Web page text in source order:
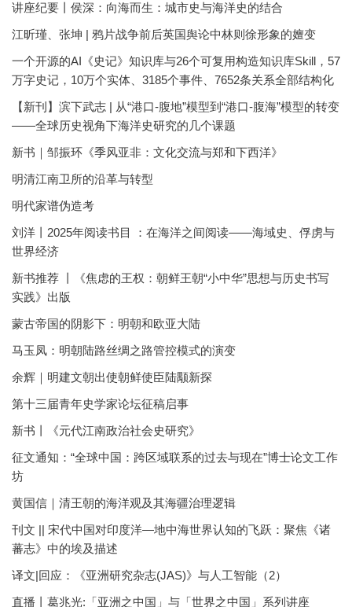
讲座纪要丨侯深：向海而生：城市史与海洋史的结合
江昕瑾、张坤 | 鸦片战争前后英国舆论中林则徐形象的嬗变
一个开源的AI《史记》知识库与26个可复用构造知识库Skill，57
万字史记，10万个实体、3185个事件、7652条关系全部结构化
【新刊】滨下武志 | 从“港口-腹地”模型到“港口-腹海”模型的转变
——全球历史视角下海洋史研究的几个课题
新书｜邹振环《季风亚非：文化交流与郑和下西洋》
明清江南卫所的沿革与转型
明代家谱伪造考
刘洋丨2025年阅读书目 ：在海洋之间阅读——海域史、俘虏与
世界经济
新书推荐 丨《焦虑的王权：朝鲜王朝“小中华”思想与历史书写
实践》出版
蒙古帝国的阴影下：明朝和欧亚大陆
马玉凤：明朝陆路丝绸之路管控模式的演变
余辉｜明建文朝出使朝鲜使臣陆颙新探
第十三届青年史学家论坛征稿启事
新书丨《元代江南政治社会史研究》
征文通知：“全球中国：跨区域联系的过去与现在”博士论文工作
坊
黄国信｜清王朝的海洋观及其海疆治理逻辑
刊文 || 宋代中国对印度洋—地中海世界认知的飞跃：聚焦《诸
蕃志》中的埃及描述
译文|回应：《亚洲研究杂志(JAS)》与人工智能（2）
直播丨葛兆光:「亚洲之中国」与「世界之中国」系列讲座